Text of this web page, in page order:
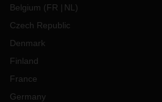
Belgium (FR NL )
Czech Republic
Denmark
Finland
France
Germany